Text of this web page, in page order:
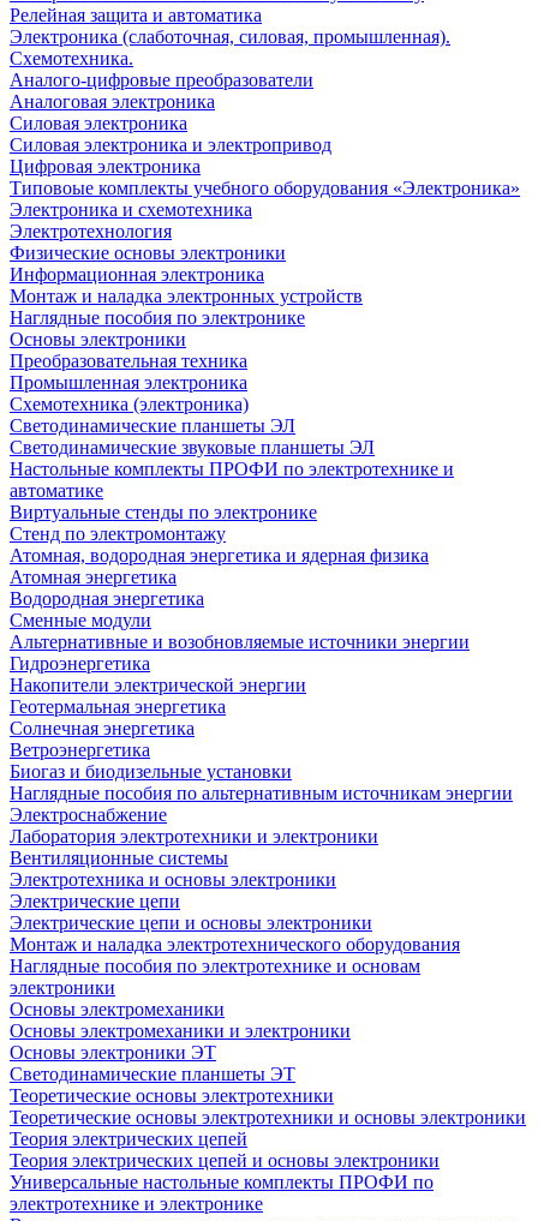
Релейная защита и автоматика
Электроника (слаботочная, силовая, промышленная).
Схемотехника.
Аналого-цифровые преобразователи
Аналоговая электроника
Cиловая электроника
Cиловая электроника и электропривод
Цифровая электроника
Типовоые комплекты учебного оборудования «Электроника»
Электроника и схемотехника
Электротехнология
Физические основы электроники
Информационная электроника
Монтаж и наладка электронных устройств
Наглядные пособия по электронике
Основы электроники
Преобразовательная техника
Промышленная электроника
Схемотехника (электроника)
Светодинамические планшеты ЭЛ
Светодинамические звуковые планшеты ЭЛ
Настольные комплекты ПРОФИ по электротехнике и
автоматике
Виртуальные стенды по электронике
Стенд по электромонтажу
Атомная, водородная энергетика и ядерная физика
Атомная энергетика
Водородная энергетика
Сменные модули
Альтернативные и возобновляемые источники энергии
Гидроэнергетика
Накопители электрической энергии
Геотермальная энергетика
Солнечная энергетика
Ветроэнергетика
Биогаз и биодизельные установки
Наглядные пособия по альтернативным источникам энергии
Электроснабжение
Лаборатория электротехники и электроники
Вентиляционные системы
Электротехника и основы электроники
Электрические цепи
Электрические цепи и основы электроники
Монтаж и наладка электротехнического оборудования
Наглядные пособия по электротехнике и основам
электроники
Основы электромеханики
Основы электромеханики и электроники
Основы электроники ЭТ
Светодинамические планшеты ЭТ
Теоретические основы электротехники
Теоретические основы электротехники и основы электроники
Теория электрических цепей
Теория электрических цепей и основы электроники
Универсальные настольные комплекты ПРОФИ по
электротехнике и электронике